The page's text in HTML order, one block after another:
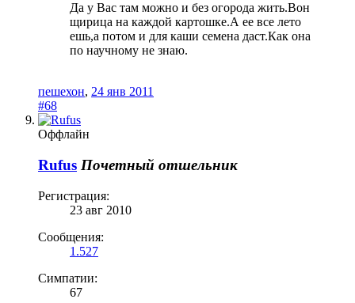
Да у Вас там можно и без огорода жить.Вон
щирица на каждой картошке.А ее все лето
ешь,а потом и для каши семена даст.Как она
по научному не знаю.
пешехон, 24 янв 2011
#68
Оффлайн
Rufus Почетный отшельник
Регистрация:
23 авг 2010
Сообщения:
1.527
Симпатии:
67